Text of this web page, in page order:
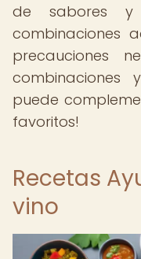
de sabores y
combinaciones
precauciones
puede
favoritos!
Recetas
vino